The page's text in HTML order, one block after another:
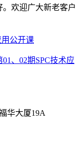
欢迎广大新老客户
公开课
、02期SPC技术应
华大厦19A